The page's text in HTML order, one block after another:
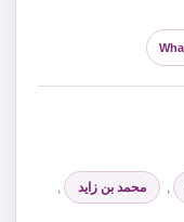
محمد بن زايد